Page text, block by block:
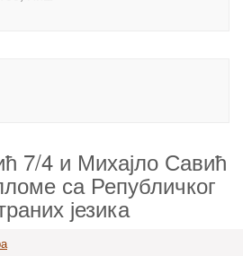
7/4 и Михајло Савић
са Републичког
језика